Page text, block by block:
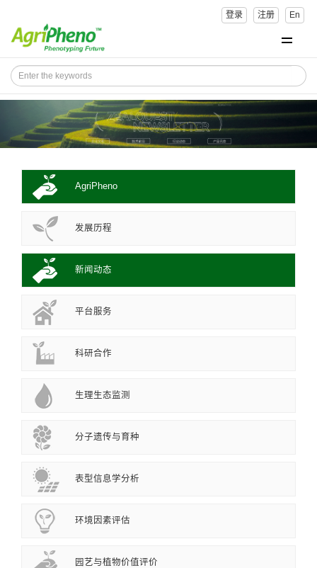
登录 注册 En
AgriPheno
发展历程
新闻动态
平台服务
科研合作
生理生态监测
分子遗传与育种
表型信息学分析
环境因素评估
园艺与植物价值评价